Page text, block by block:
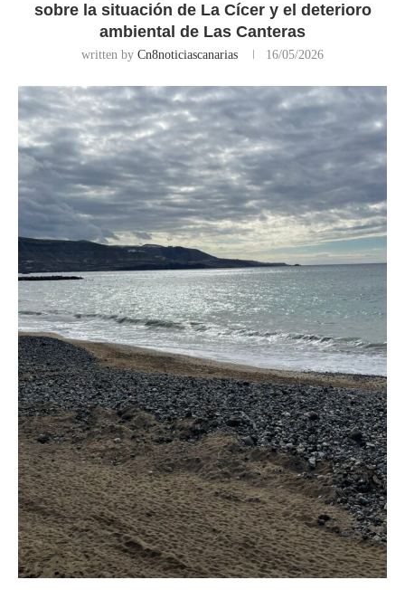
sobre la situación de La Cícer y el deterioro
ambiental de Las Canteras
written by Cn8noticiascanarias 16/05/2026